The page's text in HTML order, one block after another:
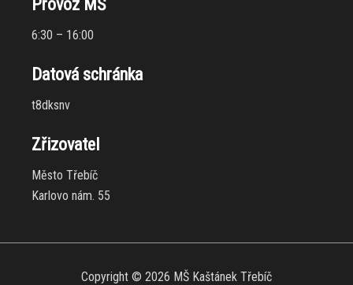
Provoz MŠ
6:30 – 16:00
Datová schránka
t8dksnv
Zřizovatel
Město Třebíč
Karlovo nám. 55
Copyright © 2026 MŠ Kaštánek Třebíč